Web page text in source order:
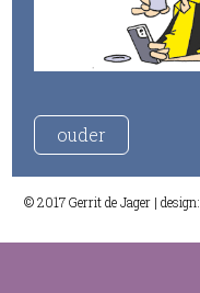
ouder
© 2017 Gerrit de Jager | design: